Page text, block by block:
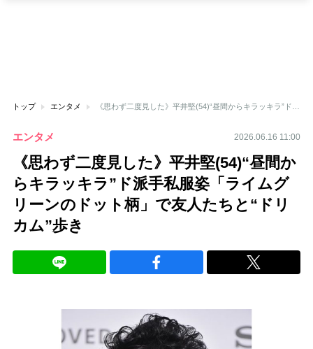
トップ エンタメ
エンタメ 2026.06.16 11:00
《思わず二度見した》平井堅(54)“昼間か
らキラッキラ”ド派手私服姿「ライムグ
リーンのドット柄」で友人たちと“ドリ
カム”歩き